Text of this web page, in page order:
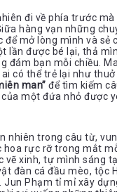
đi về phía trước mà
hàng vạn những
mở lòng mình và sẻ
lần được bé lại, thả
đám bạn mỗi chiều.
có thể trẻ lại như thuở
man” để tìm kiếm
một đứa nhỏ được
nhiên trong câu từ,
rực rỡ trong mắt
vẽ xinh, tự mình sáng
đàn cá đầu mèo, tộc
Phạm tỉ mỉ xây